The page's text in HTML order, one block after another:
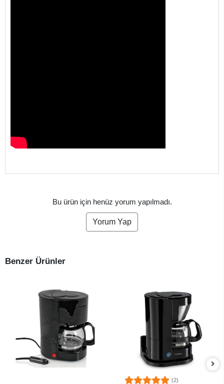
Bu ürün için henüz yorum yapılmadı.
Yorum Yap
Benzer Ürünler
(2)